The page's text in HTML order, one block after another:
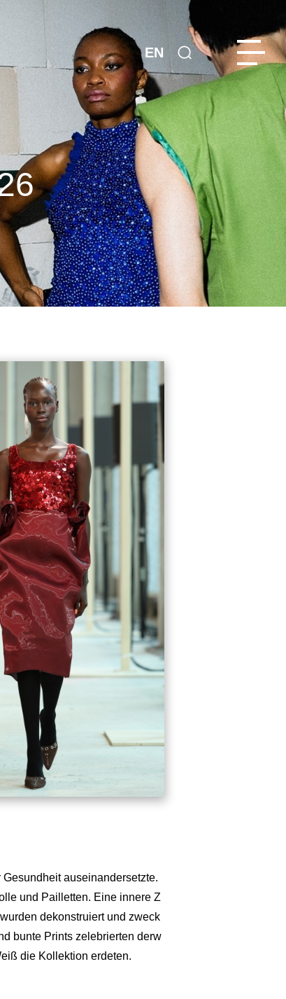
EN
auseinandersetzte.
und Pailletten. Eine innere Z
dekonstruiert und zweck
bunte Prints zelebrierten derw
die Kollektion erdeten.